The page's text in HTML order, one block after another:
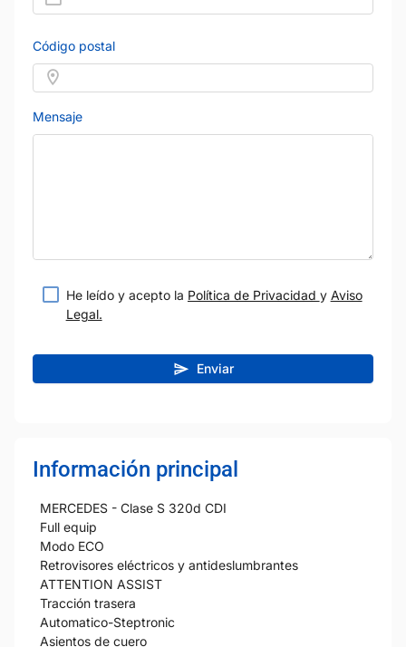
Código postal
Mensaje
He leído y acepto la Política de Privacidad y Aviso
Legal.
Enviar
Información principal
MERCEDES - Clase S 320d CDI
Full equip
Modo ECO
Retrovisores eléctricos y antideslumbrantes
ATTENTION ASSIST
Tracción trasera
Automatico-Steptronic
Asientos de cuero